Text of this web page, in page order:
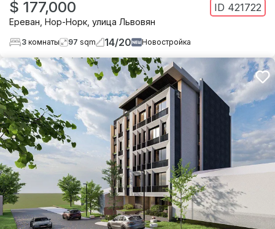
$ 177,000 ID 421722
Ереван Нор-Норк улица Львовян
3 комнаты 97 sqm 14/20 Новостройка